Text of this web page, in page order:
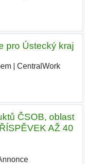
pro Ústecký kraj
CentralWork
ČSOB, oblast
AŽ 40